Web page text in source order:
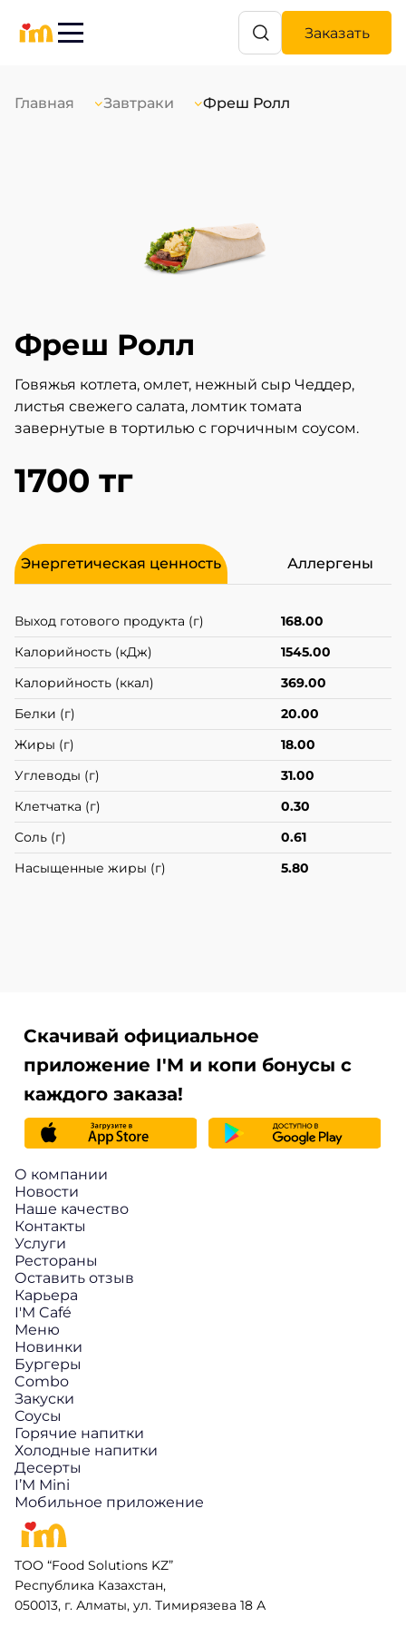
Заказать
Главная Завтраки Фреш Ролл
Фреш Ролл
Говяжья котлета, омлет, нежный сыр Чеддер,
листья свежего салата, ломтик томата
завернутые в тортилью с горчичным соусом.
1700 тг
Энергетическая ценность Аллергены
Выход готового продукта (г)
168.00
Калорийность (кДж)
1545.00
Калорийность (ккал)
369.00
Белки (г)
20.00
Жиры (г)
18.00
Углеводы (г)
31.00
Клетчатка (г)
0.30
Соль (г)
0.61
Насыщенные жиры (г)
5.80
Скачивай официальное
приложение I'M и копи бонусы с
каждого заказа!
О компании
Новости
Наше качество
Контакты
Услуги
Рестораны
Оставить отзыв
Карьера
I'M Café
Меню
Новинки
Бургеры
Combo
Закуски
Соусы
Горячие напитки
Холодные напитки
Десерты
I’M Mini
Мобильное приложение
ТОО “Food Solutions KZ”
Республика Казахстан,
050013, г. Алматы, ул. Тимирязева 18 А